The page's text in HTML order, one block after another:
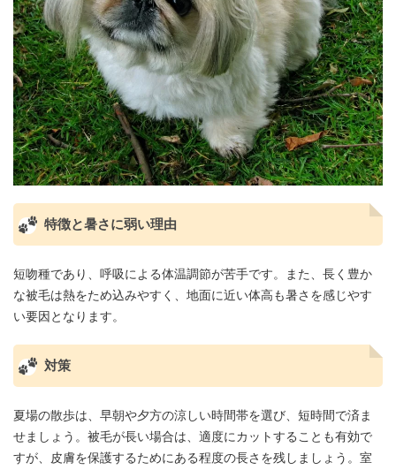
特徴と暑さに弱い理由
短吻種であり、呼吸による体温調節が苦手です。また、長く豊か
な被毛は熱をため込みやすく、地面に近い体高も暑さを感じやす
い要因となります。
対策
夏場の散歩は、早朝や夕方の涼しい時間帯を選び、短時間で済ま
せましょう。被毛が長い場合は、適度にカットすることも有効で
すが、皮膚を保護するためにある程度の長さを残しましょう。室